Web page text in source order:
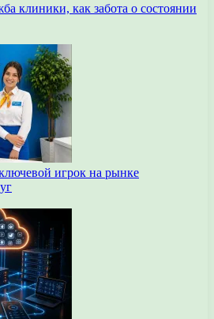
клиники, как забота о состоянии
игрок на рынке